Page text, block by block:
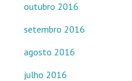
outubro 2016
setembro 2016
agosto 2016
julho 2016